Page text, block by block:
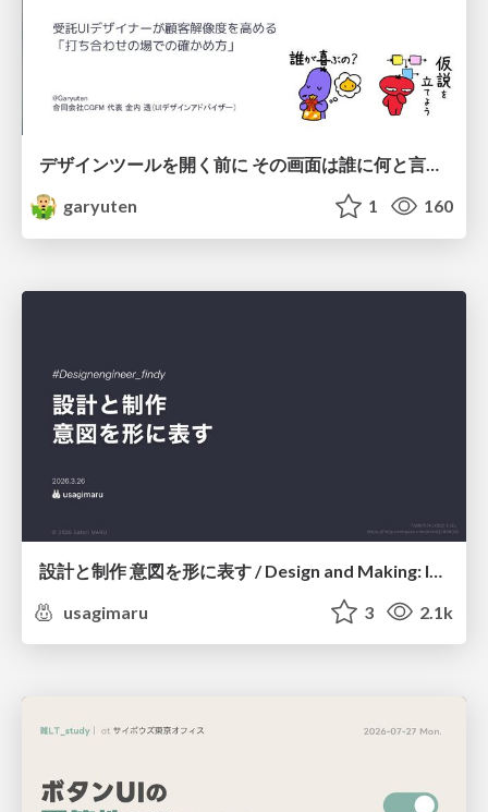
デザインツールを開く前に その画面は誰に何と言わせたい？受託UIデザイナーが顧客解像度を高める 「打ち合わせの場での確かめ方」
garyuten
1 160
usagimaru
3 2.1k